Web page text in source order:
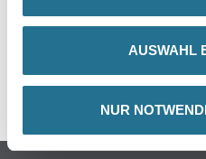
AUSWAHL
NUR
GEFAHRENHINWEISE
SPEZIFIKATIONEN